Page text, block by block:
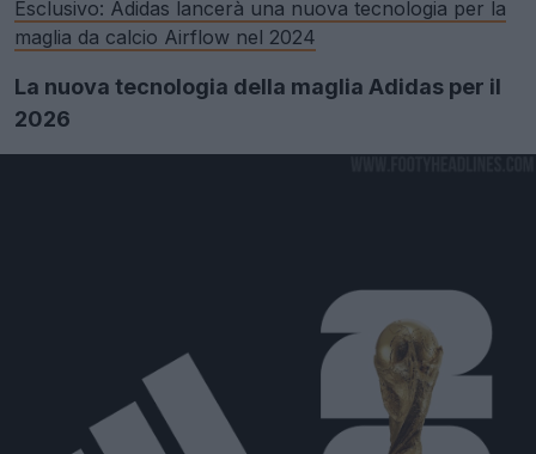
Esclusivo: Adidas lancerà una nuova tecnologia per la
maglia da calcio Airflow nel 2024
La nuova tecnologia della maglia Adidas per il
2026